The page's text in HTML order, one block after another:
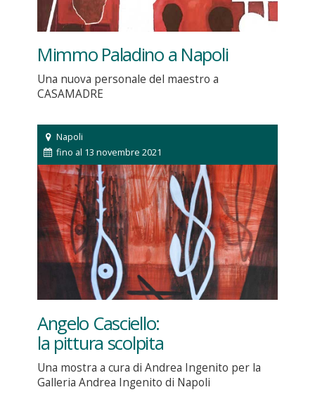
Mimmo Paladino a Napoli
Una nuova personale del maestro a
CASAMADRE
Napoli
fino al 13 novembre 2021
Angelo Casciello:
la pittura scolpita
Una mostra a cura di Andrea Ingenito per la
Galleria Andrea Ingenito di Napoli